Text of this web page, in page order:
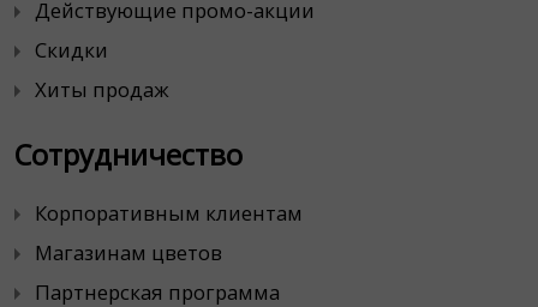
Действующие промо-акции
Скидки
Хиты продаж
Сотрудничество
Корпоративным клиентам
Магазинам цветов
Партнерская программа